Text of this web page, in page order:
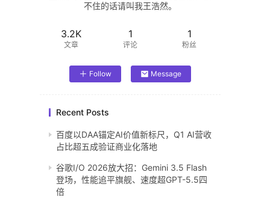
不住的话请叫我王浩然。
3.2K
文章
1
评论
1
粉丝
Follow Message
Recent Posts
百度以DAA锚定AI价值新标尺，Q1 AI营收
占比超五成验证商业化落地
谷歌I/O 2026放大招：Gemini 3.5 Flash
登场，性能追平旗舰、速度超GPT-5.5四
倍